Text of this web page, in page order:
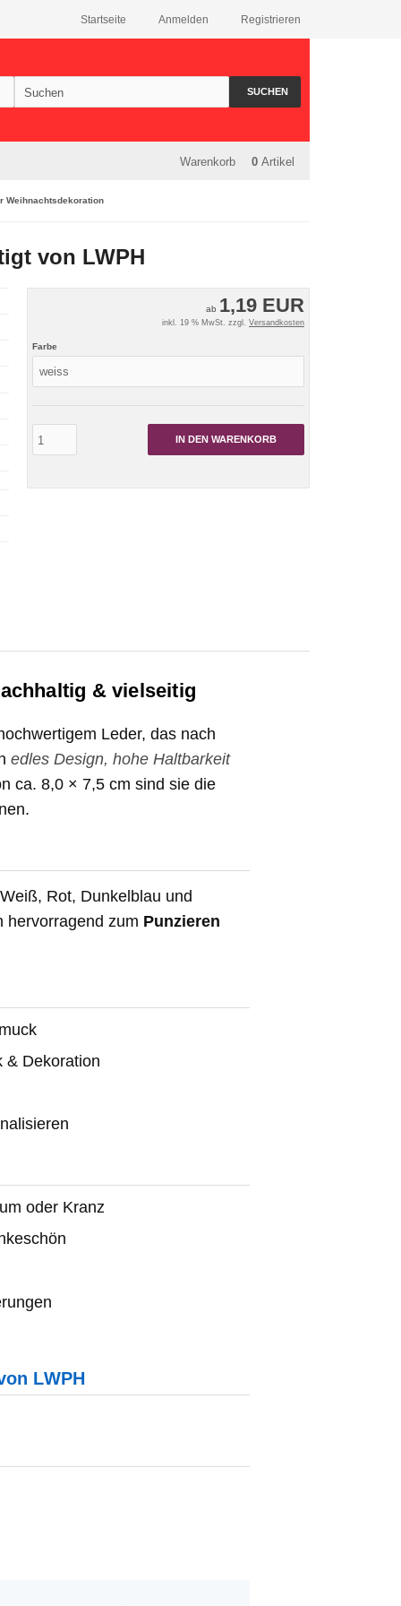
Registrieren
Anmelden
Startseite
SUCHEN
Warenkorb 0 Artikel
Weihnachtsdekoration
von LWPH
ab 1,19 EUR
inkl. 19 % MwSt. zzgl. Versandkosten
Farbe
IN DEN WARENKORB
& vielseitig
Leder, das nach
edles Design, hohe Haltbarkeit
ca. 8,0 × 7,5 cm sind sie die
Rot, Dunkelblau und
zum Punzieren
& Dekoration
oder Kranz